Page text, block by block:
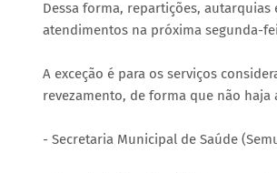
Dessa forma, repartições,
atendimentos na próxima segunda-
A exceção é para os serviços
revezamento, de forma que não
- Secretaria Municipal de Saúde